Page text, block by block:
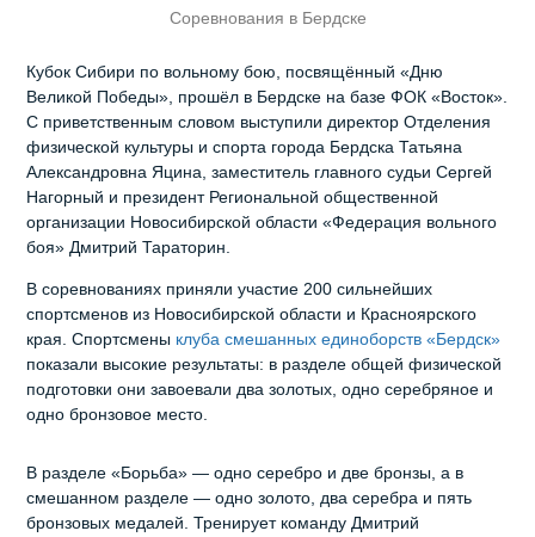
Соревнования в Бердске
Кубок Сибири по вольному бою, посвящённый «Дню
Великой Победы», прошёл в Бердске на базе ФОК «Восток».
С приветственным словом выступили директор Отделения
физической культуры и спорта города Бердска Татьяна
Александровна Яцина, заместитель главного судьи Сергей
Нагорный и президент Региональной общественной
организации Новосибирской области «Федерация вольного
боя» Дмитрий Тараторин.
В соревнованиях приняли участие 200 сильнейших
спортсменов из Новосибирской области и Красноярского
края. Спортсмены клуба смешанных единоборств «Бердск»
показали высокие результаты: в разделе общей физической
подготовки они завоевали два золотых, одно серебряное и
одно бронзовое место.
В разделе «Борьба» — одно серебро и две бронзы, а в
смешанном разделе — одно золото, два серебра и пять
бронзовых медалей. Тренирует команду Дмитрий